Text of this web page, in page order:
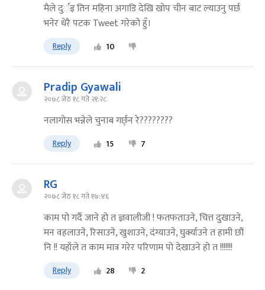
मैले दुर्इ तिन महिना अगाडि देखि खोप चीन बाट ल्याउनु पर्छ
भनेर धेरै पटक Tweet गरेको हुँ।
Reply 10
Pradip Gyawali
२०७८ जेठ १८ गते २१:२८
नलागोस भन्नेले चुनाब गर्छ्न रे????????
Reply 15 7
RG
२०७८ जेठ १८ गते १७:४६
काम पो गर्दै जाने हो त ज्ञवालीजी ! फतफताउने, चित्त दुखाउने,
मन वहलाउने, रिसाउने, खुशाउने, दंग्याउने, घुर्क्याउने त हामी छौं
नि !! यहाँले त काम मात्र गरेर परिणाम पो देखाउने हो त !!!!!!!
Reply 28 2